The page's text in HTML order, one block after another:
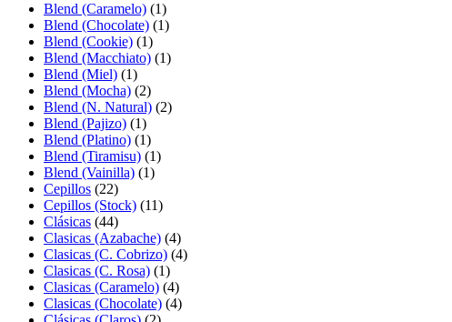
Blend (Caramelo) (1)
Blend (Chocolate) (1)
Blend (Cookie) (1)
Blend (Macchiato) (1)
Blend (Miel) (1)
Blend (Mocha) (2)
Blend (N. Natural) (2)
Blend (Pajizo) (1)
Blend (Platino) (1)
Blend (Tiramisu) (1)
Blend (Vainilla) (1)
Cepillos (22)
Cepillos (Stock) (11)
Clásicas (44)
Clasicas (Azabache) (4)
Clasicas (C. Cobrizo) (4)
Clasicas (C. Rosa) (1)
Clasicas (Caramelo) (4)
Clasicas (Chocolate) (4)